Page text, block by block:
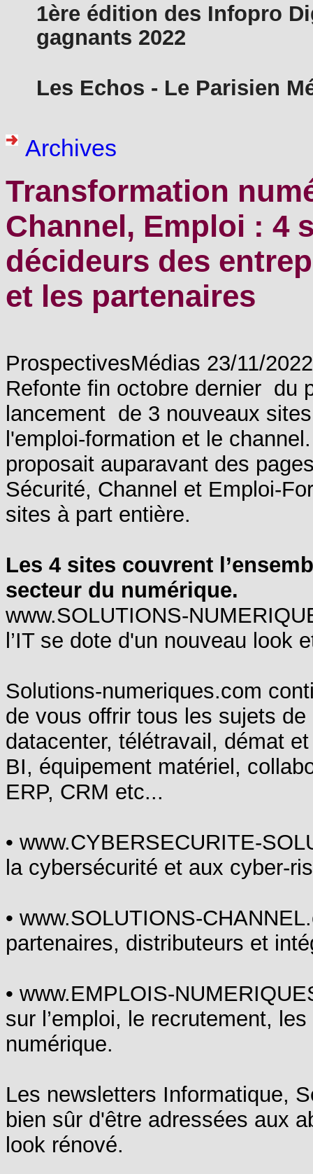
1ère édition des Infopro
gagnants 2022
Les Echos - Le Parisien
Archives
Transformation
Channel, Emploi : 4
décideurs des
et les partenaires
ProspectivesMédias 23/11/2022
Refonte fin octobre dernier du
lancement de 3 nouveaux
l'emploi-formation et le
proposait auparavant des
Sécurité, Channel et Emploi-
sites à part entière.
Les 4 sites couvrent
secteur du numérique.
www.SOLUTIONS-
l’IT se dote d'un nouveau look
Solutions-numeriques.com
de vous offrir tous les sujets
datacenter, télétravail, démat
BI, équipement matériel,
ERP, CRM etc...
• www.CYBERSECURITE-
la cybersécurité et aux cyber-
• www.SOLUTIONS-
partenaires, distributeurs et
• www.EMPLOIS-
sur l’emploi, le recrutement,
numérique.
Les newsletters Informatique,
bien sûr d'être adressées aux
look rénové.